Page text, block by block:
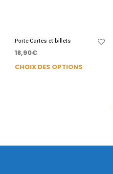
Porte-Cartes et billets
18,90€
CHOIX DES OPTIONS